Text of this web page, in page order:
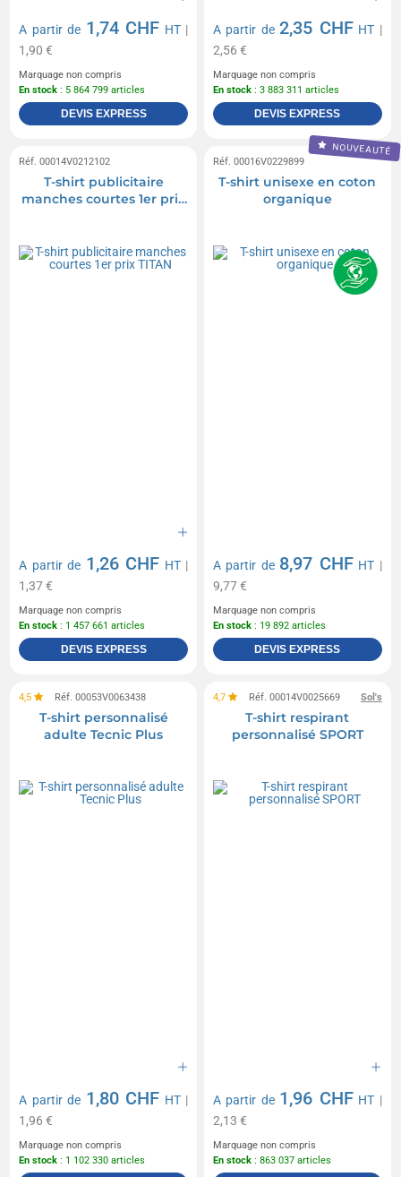
A partir de 1,74 CHF HT|
1,90 €
Marquage non compris
En stock : 5 864 799 articles
DEVIS EXPRESS
A partir de2,35 CHF HT |
2,56 €
Marquage non compris
En stock : 3 883 311 articles
DEVIS EXPRESS
Réf. 00014V0212102
T-shirt publicitaire
manches courtes 1er prix
A partir de 1,26 CHF HT|
1,37 €
Marquage non compris
En stock : 1 457 661 articles
DEVIS EXPRESS
NOUVEAUTÉ
Réf. 00016V0229899
T-shirt unisexe en coton
organique
A partir de 8,97 CHF HT |
9,77 €
Marquage non compris
En stock : 19 892 articles
DEVIS EXPRESS
4,5 Réf. 00053V0063438
T-shirt personnalisé
adulte Tecnic Plus
A partir de 1,80 CHF HT|
1,96 €
Marquage non compris
En stock : 1 102 330 articles
Sol's
4,7 Réf. 00014V0025669
T-shirt respirant
personnalisé SPORT
A partir de 1,96 CHF HT |
2,13 €
Marquage non compris
En stock : 863 037 articles